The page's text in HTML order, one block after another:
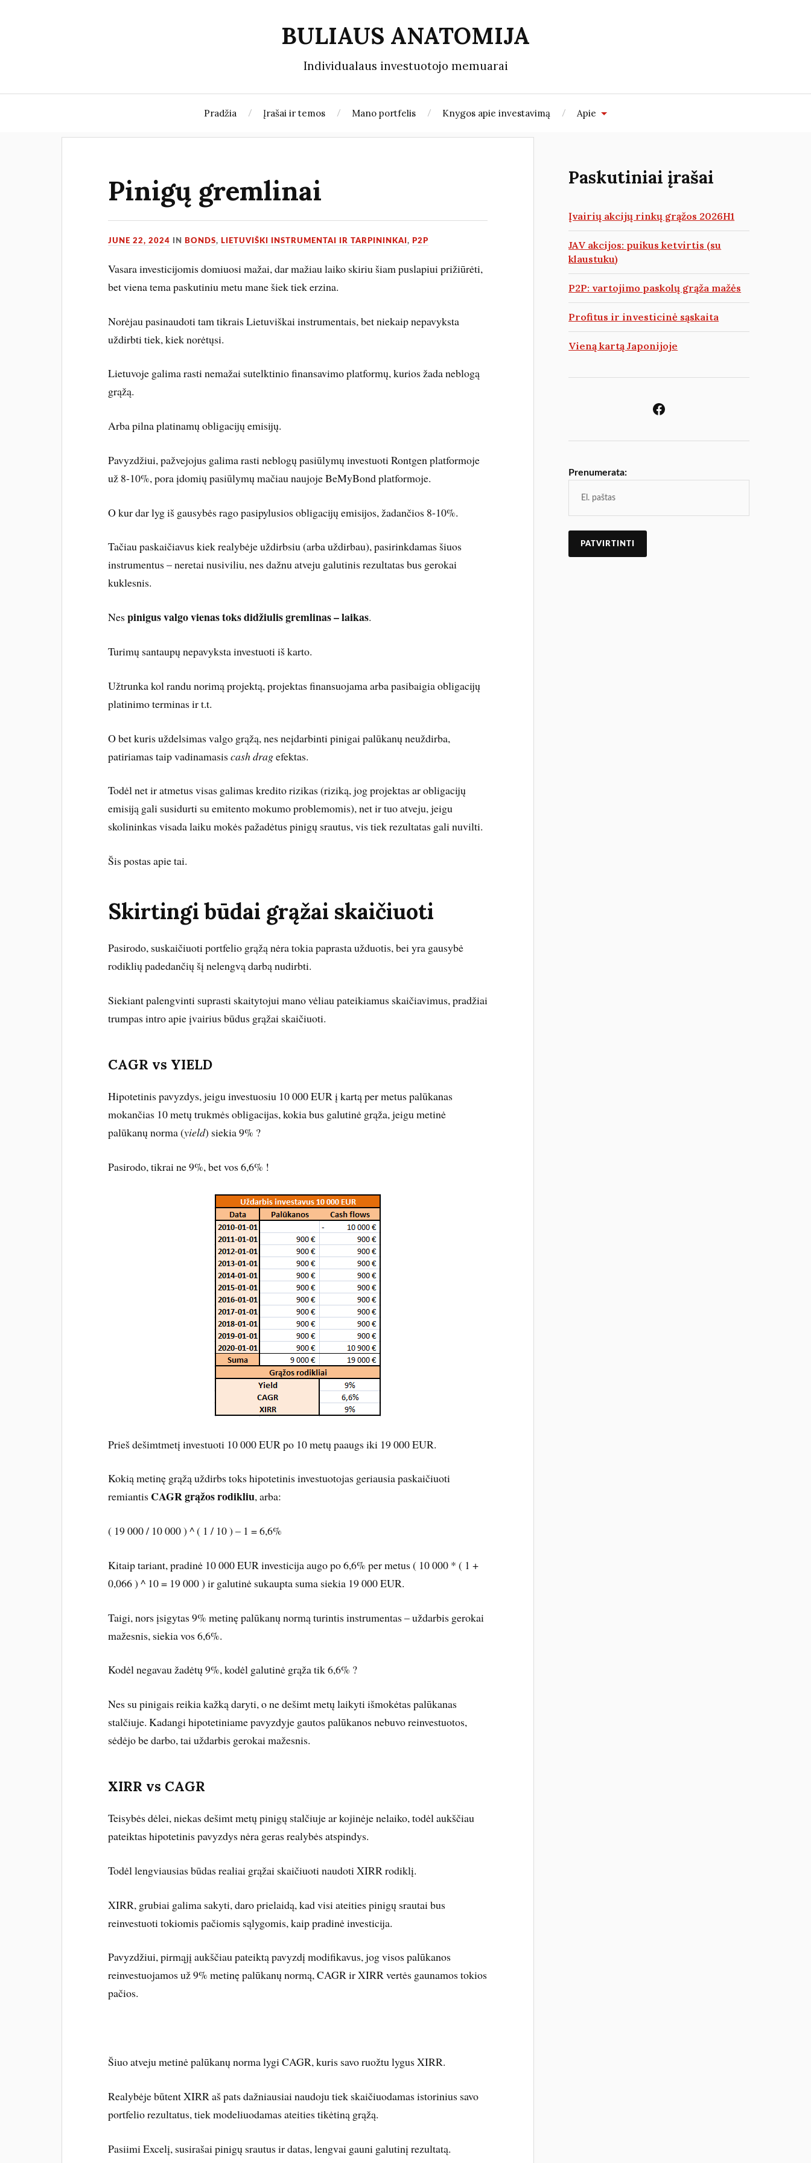
BULIAUS ANATOMIJA
Individualaus investuotojo memuarai
Pradžia Įrašai ir temos Mano portfelis Knygos apie investavimą Apie
Pinigų gremlinai
JUNE 22, 2024 IN BONDS, LIETUVIŠKI INSTRUMENTAI IR TARPININKAI, P2P
Vasara investicijomis domiuosi mažai, dar mažiau laiko skiriu šiam puslapiui prižiūrėti,
bet viena tema paskutiniu metu mane šiek tiek erzina.
Norėjau pasinaudoti tam tikrais Lietuviškai instrumentais, bet niekaip nepavyksta
uždirbti tiek, kiek norėtųsi.
Lietuvoje galima rasti nemažai sutelktinio finansavimo platformų, kurios žada neblogą
grąžą.
Arba pilna platinamų obligacijų emisijų.
Pavyzdžiui, pažvejojus galima rasti neblogų pasiūlymų investuoti Rontgen platformoje
už 8-10%, pora įdomių pasiūlymų mačiau naujoje BeMyBond platformoje.
O kur dar lyg iš gausybės rago pasipylusios obligacijų emisijos, žadančios 8-10%.
Tačiau paskaičiavus kiek realybėje uždirbsiu (arba uždirbau), pasirinkdamas šiuos
instrumentus – neretai nusiviliu, nes dažnu atveju galutinis rezultatas bus gerokai
kuklesnis.
Nespinigus valgo vienas toks didžiulis gremlinas – laikas.
Turimų santaupų nepavyksta investuoti iš karto.
Užtrunka kol randu norimą projektą, projektas finansuojama arba pasibaigia obligacijų
platinimo terminas ir t.t.
O bet kuris uždelsimas valgo grąžą, nes neįdarbinti pinigai palūkanų neuždirba,
patiriamas taip vadinamasiscash dragefektas.
Todėl net ir atmetus visas galimas kredito rizikas (riziką, jog projektas ar obligacijų
emisiją gali susidurti su emitento mokumo problemomis), net ir tuo atveju, jeigu
skolininkas visada laiku mokės pažadėtus pinigų srautus, vis tiek rezultatas gali nuvilti.
Šis postas apie tai.
Skirtingi būdai grąžai skaičiuoti
Pasirodo, suskaičiuoti portfelio grąžą nėra tokia paprasta užduotis, bei yra gausybė
rodiklių padedančių šį nelengvą darbą nudirbti.
Siekiant palengvinti suprasti skaitytojui mano vėliau pateikiamus skaičiavimus, pradžiai
trumpas intro apie įvairius būdus grąžai skaičiuoti.
CAGR vs YIELD
Hipotetinis pavyzdys, jeigu investuosiu 10 000 EUR į kartą per metus palūkanas
mokančias 10 metų trukmės obligacijas, kokia bus galutinė grąža, jeigu metinė
palūkanų norma (yield) siekia 9% ?
Pasirodo, tikrai ne 9%, bet vos 6,6% !
Prieš dešimtmetį investuoti 10 000 EUR po 10 metų paaugs iki 19 000 EUR.
Kokią metinę grąžą uždirbs toks hipotetinis investuotojas geriausia paskaičiuoti
remiantis CAGR grąžos rodikliu, arba:
( 19 000 / 10 000 ) ^ ( 1 / 10 ) – 1 = 6,6%
Kitaip tariant, pradinė 10 000 EUR investicija augo po 6,6% per metus ( 10 000 * ( 1 +
0,066 ) ^ 10 = 19 000 ) ir galutinė sukaupta suma siekia 19 000 EUR.
Taigi, nors įsigytas 9% metinę palūkanų normą turintis instrumentas – uždarbis gerokai
mažesnis, siekia vos 6,6%.
Kodėl negavau žadėtų 9%, kodėl galutinė grąža tik 6,6% ?
Nes su pinigais reikia kažką daryti, o ne dešimt metų laikyti išmokėtas palūkanas
stalčiuje. Kadangi hipotetiniame pavyzdyje gautos palūkanos nebuvo reinvestuotos,
sėdėjo be darbo, tai uždarbis gerokai mažesnis.
XIRR vs CAGR
Teisybės dėlei, niekas dešimt metų pinigų stalčiuje ar kojinėje nelaiko, todėl aukščiau
pateiktas hipotetinis pavyzdys nėra geras realybės atspindys.
Todėl lengviausias būdas realiai grąžai skaičiuoti naudoti XIRR rodiklį.
XIRR, grubiai galima sakyti, daro prielaidą, kad visi ateities pinigų srautai bus
reinvestuoti tokiomis pačiomis sąlygomis, kaip pradinė investicija.
Pavyzdžiui, pirmąjį aukščiau pateiktą pavyzdį modifikavus, jog visos palūkanos
reinvestuojamos už 9% metinę palūkanų normą, CAGR ir XIRR vertės gaunamos tokios
pačios.
Šiuo atveju metinė palūkanų norma lygi CAGR, kuris savo ruožtu lygus XIRR.
Realybėje būtent XIRR aš pats dažniausiai naudoju tiek skaičiuodamas istorinius savo
portfelio rezultatus, tiek modeliuodamas ateities tikėtiną grąžą.
Pasiimi Excelį, susirašai pinigų srautus ir datas, lengvai gauni galutinį rezultatą.
Paskutiniai įrašai
Įvairių akcijų rinkų grąžos 2026H1
JAV akcijos: puikus ketvirtis (su
klaustuku)
P2P: vartojimo paskolų grąža mažės
Profitus ir investicinė sąskaita
Vieną kartą Japonijoje
Prenumerata: